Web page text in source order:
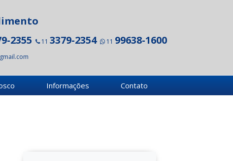
2355 11 3379-2354 11 99638-1600
Informações Contato